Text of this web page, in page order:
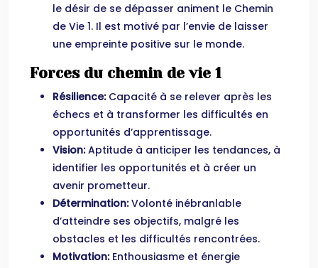
le désir de se dépasser animent le Chemin
de Vie 1. Il est motivé par l’envie de laisser
une empreinte positive sur le monde.
Forces du chemin de vie 1
Résilience: Capacité à se relever après les
échecs et à transformer les difficultés en
opportunités d’apprentissage.
Vision:Aptitude à anticiper les tendances, à
identifier les opportunités et à créer un
avenir prometteur.
Détermination:Volonté inébranlable
d’atteindre ses objectifs, malgré les
obstacles et les difficultés rencontrées.
Motivation: Enthousiasme et énergie